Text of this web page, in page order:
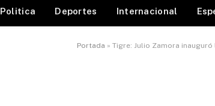
Politica Deportes Internacional
Portada » Tigre: Julio Zamora